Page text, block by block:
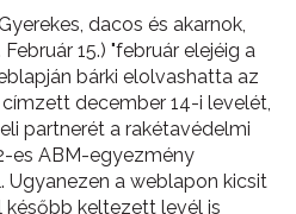
dacos és akarnok,
Február 15.) "február elejéig a
bárki elolvashatta az
december 14-i levelét,
partnerét a rakétavédelmi
es ABM-egyezmény
a weblapon kicsit
keltezett levél is